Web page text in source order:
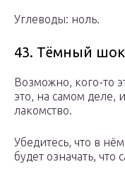
Углеводы: ноль.
43. Тёмный
Возможно, кого-то
это, на самом деле,
лакомство.
Убедитесь, что в
будет означать, что